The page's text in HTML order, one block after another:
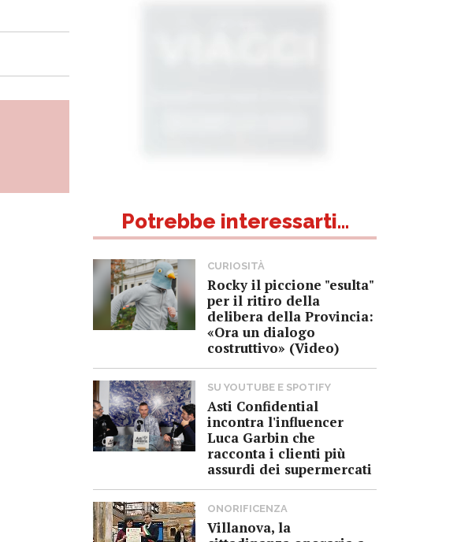
Potrebbe interessarti...
CURIOSITÀ
Rocky il piccione "esulta"
per il ritiro della
delibera della Provincia:
«Ora un dialogo
costruttivo» (Video)
SU YOUTUBE E SPOTIFY
Asti Confidential
incontra l'influencer
Luca Garbin che
racconta i clienti più
assurdi dei supermercati
ONORIFICENZA
Villanova, la